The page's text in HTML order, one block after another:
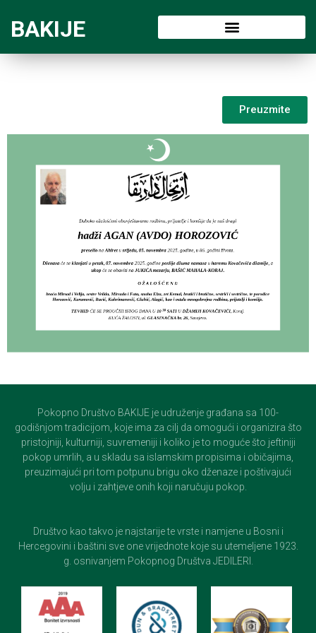
BAKIJE
Preuzmite
Pokopno Društvo BAKIJE je udruženje građana sa 100-
godišnjom tradicijom, koje ima za cilj da omogući i organizira što
pristojniji, kulturniji, suvremeniji i koliko je to moguće što jeftiniji
pokop umrlih, a u skladu sa islamskim propisima i običajima,
preuzimajući pri tom potpunu brigu oko dženaze i poštivajući
volju i zahtjeve onih koji naručuju pokop.
Društvo kao takvo je najstarije te vrste i namjene u Bosni i
Hercegovini i baštini sve one vrijednote koje su utemeljene 1923.
g. osnivanjem Pokopnog Društva JEDILERI.